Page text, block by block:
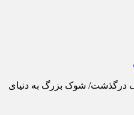
درگذشت/ شوک بزرگ به دنیای